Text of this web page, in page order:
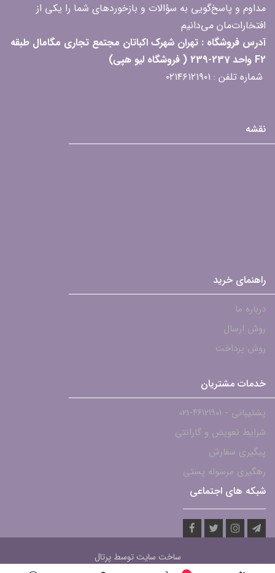
مداوم و پاسخ‌گویی به سؤالات و بازخوردهای شما را یکی از
افتخارات‌مان می‌دانیم
آدرس فروشگاه : تهران شهرک اکباتان مجتمع تجاری مگامال طبقه
F2 واحد 237-239 ( فروشگاه لیو هپی)
شماره تلفن : ۰۲۱۴۶۱۲۱۹۰۱
نقشه
راهنمای خرید
درباره ما
روش ارسال
روش پرداخت
خدمات مشتریان
پشتیبانی - ۴۶۱۲۱۹۰۱-021
شرایط تعویض و گارانتی
پیگیری سفارش
رهگیری مرسوله پستی
شبکه های اجتماعی
ساخت سایت توسطپرتال